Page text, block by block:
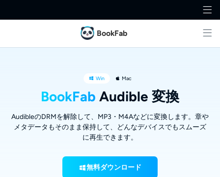
BookFab
Win Mac
BookFab Audible 変換
AudibleのDRMを解除して、MP3・M4Aなどに変換します。章や
メタデータもそのまま保持して、どんなデバイスでもスムーズ
に再生できます。
無料ダウンロード